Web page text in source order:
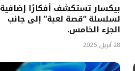
بيكسار تستكشف أفكارًا إضافية
لسلسلة “قصة لعبة” إلى جانب
الجزء الخامس.
28 أبريل, 2026